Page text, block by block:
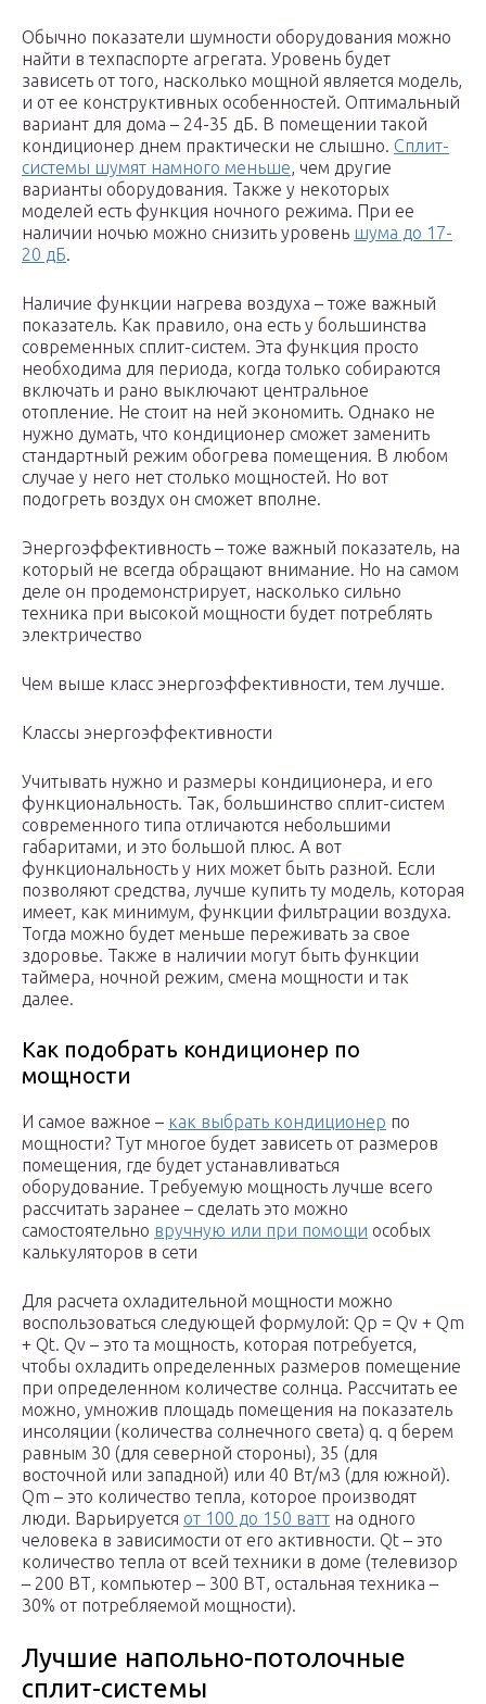
Обычно показатели шумности оборудования можно
найти в техпаспорте агрегата. Уровень будет
зависеть от того, насколько мощной является модель,
и от ее конструктивных особенностей. Оптимальный
вариант для дома – 24-35 дБ. В помещении такой
кондиционер днем практически не слышно. Сплит-
системы шумят намного меньше, чем другие
варианты оборудования. Также у некоторых
моделей есть функция ночного режима. При ее
наличии ночью можно снизить уровень шума до 17-
20 дБ.
Наличие функции нагрева воздуха – тоже важный
показатель. Как правило, она есть у большинства
современных сплит-систем. Эта функция просто
необходима для периода, когда только собираются
включать и рано выключают центральное
отопление. Не стоит на ней экономить. Однако не
нужно думать, что кондиционер сможет заменить
стандартный режим обогрева помещения. В любом
случае у него нет столько мощностей. Но вот
подогреть воздух он сможет вполне.
Энергоэффективность – тоже важный показатель, на
который не всегда обращают внимание. Но на самом
деле он продемонстрирует, насколько сильно
техника при высокой мощности будет потреблять
электричество
Чем выше класс энергоэффективности, тем лучше.
Классы энергоэффективности
Учитывать нужно и размеры кондиционера, и его
функциональность. Так, большинство сплит-систем
современного типа отличаются небольшими
габаритами, и это большой плюс. А вот
функциональность у них может быть разной. Если
позволяют средства, лучше купить ту модель, которая
имеет, как минимум, функции фильтрации воздуха.
Тогда можно будет меньше переживать за свое
здоровье. Также в наличии могут быть функции
таймера, ночной режим, смена мощности и так
далее.
Как подобрать кондиционер по
мощности
И самое важное – как выбрать кондиционер по
мощности? Тут многое будет зависеть от размеров
помещения, где будет устанавливаться
оборудование. Требуемую мощность лучше всего
рассчитать заранее – сделать это можно
самостоятельно вручную или при помощи особых
калькуляторов в сети
Для расчета охладительной мощности можно
воспользоваться следующей формулой: Qр = Qv + Qm
+ Qt. Qv – это та мощность, которая потребуется,
чтобы охладить определенных размеров помещение
при определенном количестве солнца. Рассчитать ее
можно, умножив площадь помещения на показатель
инсоляции (количества солнечного света) q. q берем
равным 30 (для северной стороны), 35 (для
восточной или западной) или 40 Вт/м3 (для южной).
Qm – это количество тепла, которое производят
люди. Варьируется от 100 до 150 ватт на одного
человека в зависимости от его активности. Qt – это
количество тепла от всей техники в доме (телевизор
– 200 ВТ, компьютер – 300 ВТ, остальная техника –
30% от потребляемой мощности).
Лучшие напольно-потолочные
сплит-системы